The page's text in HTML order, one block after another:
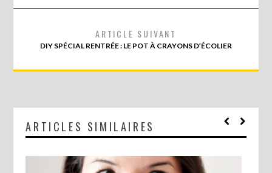
ARTICLE SUIVANT
DIY SPÉCIAL RENTRÉE : LE POT À CRAYONS D’ÉCOLIER
ARTICLES SIMILAIRES